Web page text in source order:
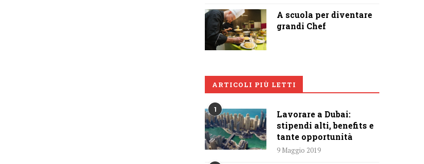
A scuola per diventare
grandi Chef
ARTICOLI PIÙ LETTI
1
Lavorare a Dubai:
stipendi alti, benefits e
tante opportunità
9 Maggio 2019